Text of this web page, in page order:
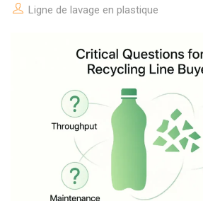
Ligne de lavage en plastique